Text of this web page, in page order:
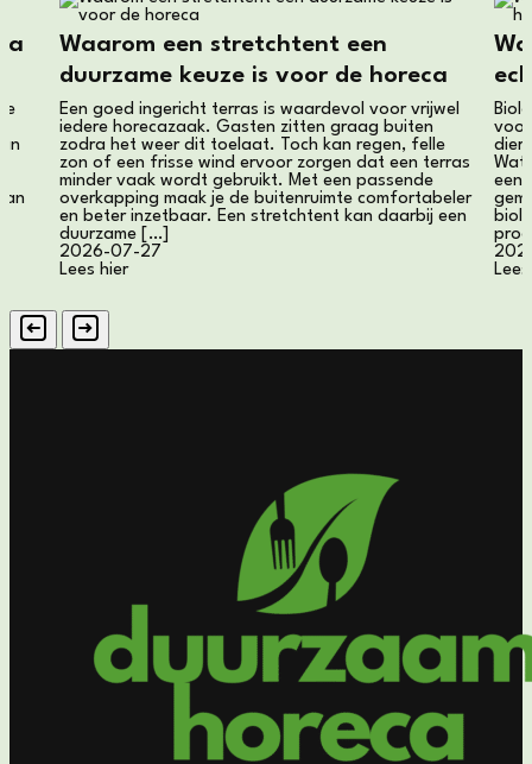
Waarom een stretchtent een
duurzame keuze is voor de horeca
Een goed ingericht terras is waardevol voor vrijwel
iedere horecazaak. Gasten zitten graag buiten
zodra het weer dit toelaat. Toch kan regen, felle
zon of een frisse wind ervoor zorgen dat een terras
minder vaak wordt gebruikt. Met een passende
overkapping maak je de buitenruimte comfortabeler
en beter inzetbaar. Een stretchtent kan daarbij een
duurzame […]
2026-07-27
Lees hier
voor
dier,
Wat
een